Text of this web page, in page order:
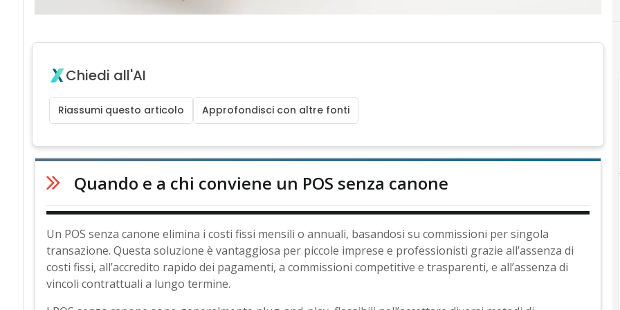
Chiedi all'AI
Riassumi questo articolo Approfondisci con altre fonti
Quando e a chi conviene un POS senza canone
Un POS senza canone elimina i costi fissi mensili o annuali, basandosi su commissioni per singola
transazione. Questa soluzione è vantaggiosa per piccole imprese e professionisti grazie all’assenza di
costi fissi, all’accredito rapido dei pagamenti, a commissioni competitive e trasparenti, e all’assenza di
vincoli contrattuali a lungo termine.